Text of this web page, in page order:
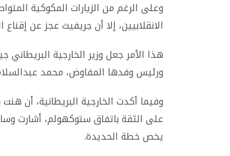
وعلى الرغم من الزيارات المكوكية
الانقلابيين، إلا أن جريفيث عجز عن
هذا الأمر جعل وزير الخارجية
ورئيس وفدها المفاوض، محمد
وفيما أكدت الخارجية البريطانية، أن
على الثقة باتفاق ستوكهولم، أشارت
يخص خطة الحديدة.